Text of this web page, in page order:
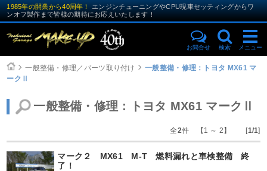
1985年の開業から40周年！
エンジンチューニングやCPU現車セッティングからワ
ンオフ製作まで皆様の期待にお応えいたします！
お問合せ 検索 メニュー
一般整備・修理／パーツ取り付け
一般整備・修理：トヨタ MX61 マ
ークⅡ
一般整備・修理：トヨタ MX61 マークⅡ
全2件 【1 ～ 2】 [1/1]
マーク２ MX61 M-T 燃料漏れと車検整備 終
了！